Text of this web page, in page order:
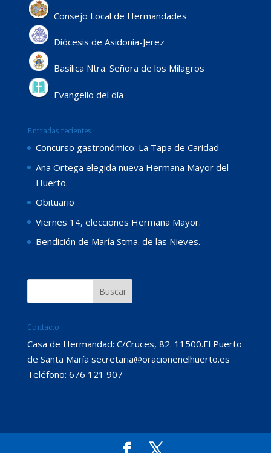
Consejo Local de Hermandades
Diócesis de Asidonia-Jerez
Basílica Ntra. Señora de los Milagros
Evangelio del día
Entradas recientes
Concurso gastronómico: La Tapa de Caridad
Ana Ortega elegida nueva Hermana Mayor del
Huerto.
Obituario
Viernes 14, elecciones Hermana Mayor.
Bendición de María Stma. de las Nieves.
Contacto
Casa de Hermandad: C/Cruces, 82. 11500.El Puerto
de Santa María secretaria@oracionenelhuerto.es
Teléfono: 676 121 907